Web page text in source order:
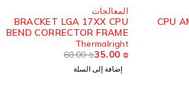
CPU
المعالجات
BRACKET LGA 17XX CPU
BEND CORRECTOR FRAME
THERMALRIGHT
Thermalright
60.00₪35.00₪
إضافة إلى السلة